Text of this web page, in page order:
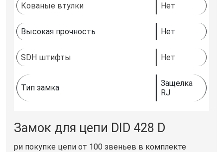
Кованые втулки Нет
Высокая прочность Нет
SDH штифты Нет
Тип замка
Защелка
RJ
Замок для цепи DID 428 D
ри покупке цепи от 100 звеньев в комплекте